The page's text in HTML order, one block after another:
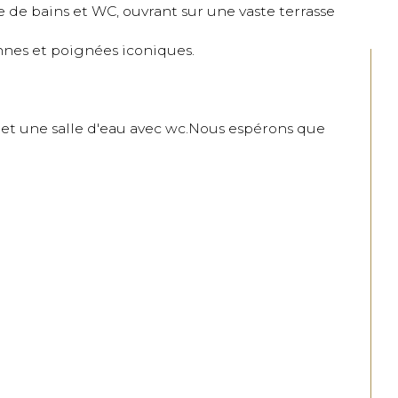
de bains et WC, ouvrant sur une vaste terrasse
et poignées iconiques.
une salle d'eau avec wc.Nous espérons que